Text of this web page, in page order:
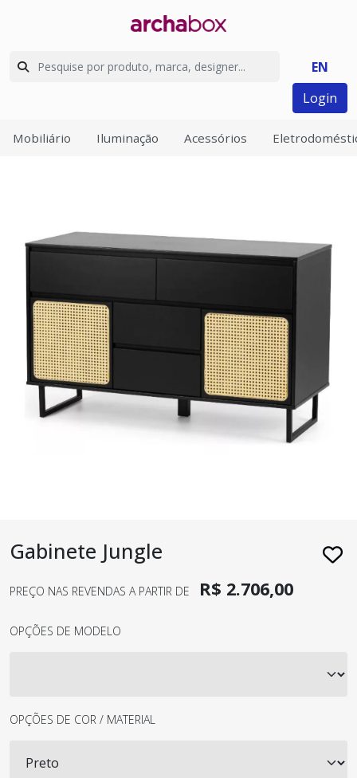
EN
Login
Mobiliário Iluminação Acessórios
Gabinete Jungle
PREÇO NAS REVENDAS A PARTIR DE R$ 2.706,00
OPÇÕES DE MODELO
OPÇÕES DE COR / MATERIAL